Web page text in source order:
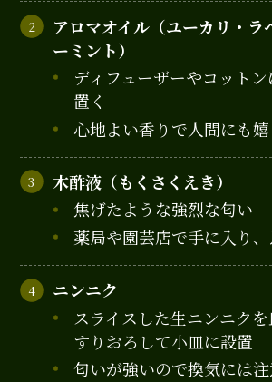
アロマオイル（ユーカリ・ラ
ーミント）
ディフューザーやコット
置く
心地よい香りで人間にも
木酢液（もくさくえき）
焦げたような強烈な匂い
薬局や園芸店で手に入り
ニンニク
スライスした生ニンニクを
すりおろして小皿に設置
匂いが強いので換気には